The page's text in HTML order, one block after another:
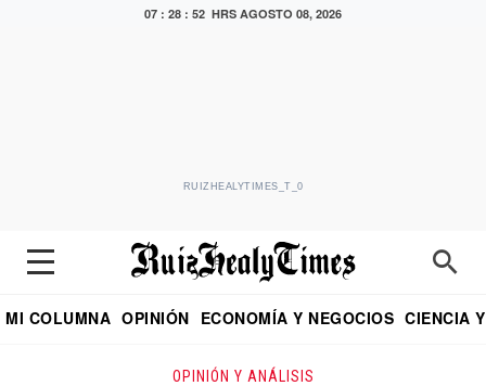
07 : 28 : 54 HRS AGOSTO 08, 2026
RUIZHEALYTIMES_T_0
MI COLUMNA OPINIÓN ECONOMÍA Y NEGOCIOS CIENCIA
OPINIÓN Y ANÁLISIS